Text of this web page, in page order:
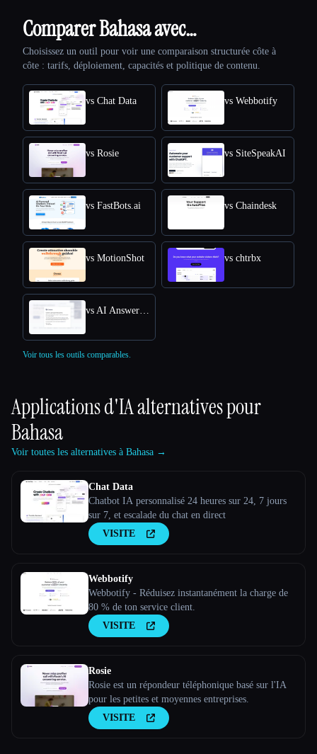
Comparer Bahasa avec…
Choisissez un outil pour voir une comparaison structurée côte à
côte : tarifs, déploiement, capacités et politique de contenu.
vs Chat Data vs Webbotify
vs Rosie vs SiteSpeakAI
vs FastBots.ai vs Chaindesk
vs MotionShot vs chtrbx
Voir tous les outils comparables.
Applications d'IA alternatives pour
Bahasa
Voir toutes les alternatives à Bahasa →
Chat Data
Chatbot IA personnalisé 24 heures sur 24, 7 jours
sur 7, et escalade du chat en direct
VISITE
Webbotify
Webbotify - Réduisez instantanément la charge de
80 % de ton service client.
VISITE
Rosie
Rosie est un répondeur téléphonique basé sur l'IA
pour les petites et moyennes entreprises.
VISITE